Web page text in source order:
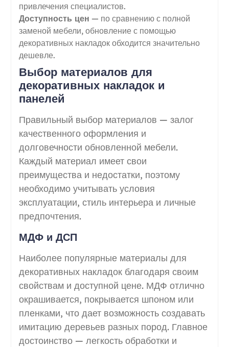
привлечения специалистов.
Доступность цен — по сравнению с полной
заменой мебели, обновление с помощью
декоративных накладок обходится значительно
дешевле.
Выбор материалов для
декоративных накладок и
панелей
Правильный выбор материалов — залог
качественного оформления и
долговечности обновленной мебели.
Каждый материал имеет свои
преимущества и недостатки, поэтому
необходимо учитывать условия
эксплуатации, стиль интерьера и личные
предпочтения.
МДФ и ДСП
Наиболее популярные материалы для
декоративных накладок благодаря своим
свойствам и доступной цене. МДФ отлично
окрашивается, покрывается шпоном или
пленками, что дает возможность создавать
имитацию деревьев разных пород. Главное
достоинство — легкость обработки и